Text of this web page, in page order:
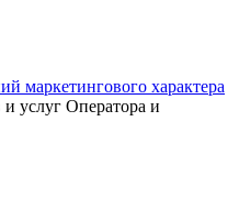
маркетингового характера
и услуг Оператора и